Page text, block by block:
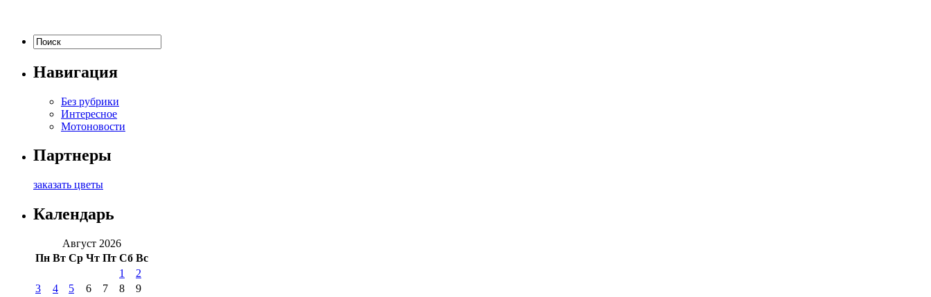
Навигация
Без рубрики
Интересное
Мотоновости
Партнеры
заказать цветы
Календарь
Август 2026
Пн Вт Ср Чт Пт Сб Вс
1
2
3
4 5 6 7 8
9